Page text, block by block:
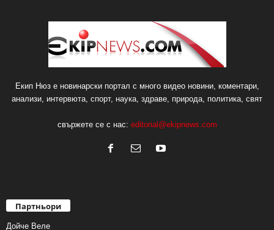
Екип Нюз е новинарски портал с много видео новини, коментари,
анализи, интервюта, спорт, наука, здраве, природа, политика, свят
свържете се с нас: editorial@ekipnews.com
Партньори
Дойче Веле